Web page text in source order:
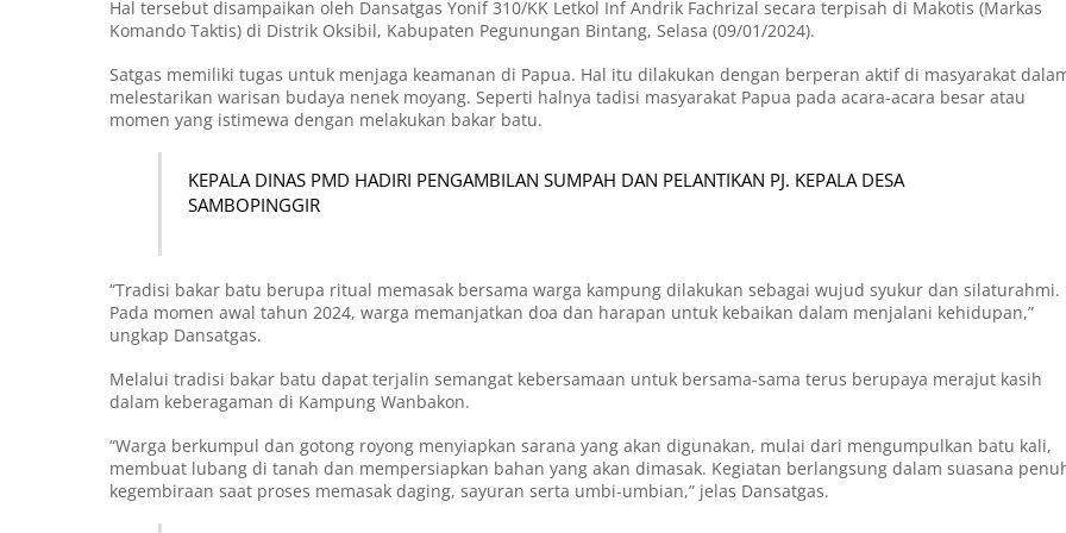
Hal tersebut disampaikan oleh Dansatgas Yonif 310/KK Letkol Inf Andrik Fachrizal secara terpisah di Makotis (Markas
Komando Taktis) di Distrik Oksibil, Kabupaten Pegunungan Bintang, Selasa (09/01/2024).
Satgas memiliki tugas untuk menjaga keamanan di Papua. Hal itu dilakukan dengan berperan aktif di masyarakat
melestarikan warisan budaya nenek moyang. Seperti halnya tadisi masyarakat Papua pada acara-acara besar atau
momen yang istimewa dengan melakukan bakar batu.
KEPALA DINAS PMD HADIRI PENGAMBILAN SUMPAH DAN PELANTIKAN PJ. KEPALA DESA
SAMBOPINGGIR
“Tradisi bakar batu berupa ritual memasak bersama warga kampung dilakukan sebagai wujud syukur dan silaturahmi.
Pada momen awal tahun 2024, warga memanjatkan doa dan harapan untuk kebaikan dalam menjalani kehidupan,”
ungkap Dansatgas.
Melalui tradisi bakar batu dapat terjalin semangat kebersamaan untuk bersama-sama terus berupaya merajut kasih
dalam keberagaman di Kampung Wanbakon.
“Warga berkumpul dan gotong royong menyiapkan sarana yang akan digunakan, mulai dari mengumpulkan batu kali,
membuat lubang di tanah dan mempersiapkan bahan yang akan dimasak. Kegiatan berlangsung dalam suasana
kegembiraan saat proses memasak daging, sayuran serta umbi-umbian,” jelas Dansatgas.